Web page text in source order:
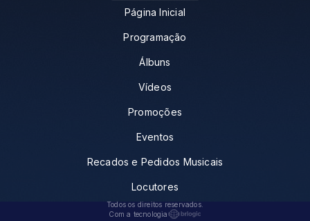
Página Inicial
Programação
Álbuns
Vídeos
Promoções
Eventos
Recados e Pedidos Musicais
Locutores
Todos os direitos reservados.
Com a tecnologia